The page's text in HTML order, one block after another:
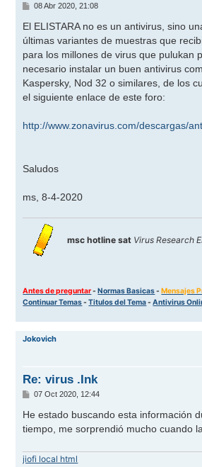
M
n
a
e
08 Abr 2020, 21:08
El ELISTARA no es un antivirus, sino
últimas variantes de muestras que
para los millones de virus que pulukan
necesario instalar un buen antivirus
Kaspersky, Nod 32 o similares, de los
el siguiente enlace de este foro:
http://www.zonavirus.com/descargas/
Saludos
ms, 8-4-2020
msc hotline sat Virus Research
Antes de preguntar-Normas Basicas-Mensajes
Continuar Temas-Titulos del Tema-Antivirus
Jokovich
Re: virus .Ink
M
n
s
a
07 Oct 2020, 12:44
He estado buscando esta información
tiempo, me sorprendió mucho cuando
jiofi local html